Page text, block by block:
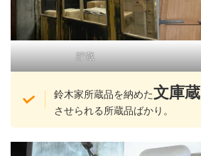
貯蔵
鈴木家所蔵品を納めた文庫蔵
させられる所蔵品ばかり。